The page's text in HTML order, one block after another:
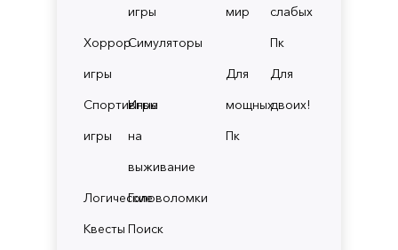
игры
Хоррор
игры
Симуляторы
Спортивные
игры
Игры
на
выживание
ЛогическиеГоловоломки
Квесты Поиск
мир
слабых
Пк
Для
мощных
Пк
Для
двоих!